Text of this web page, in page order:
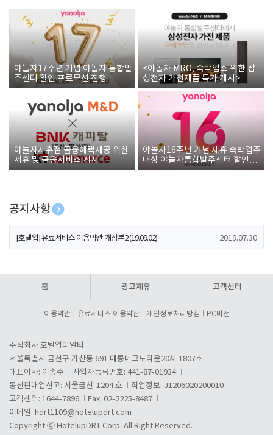
야놀자17주년 기념 야놀자 통합발
주센터 할인 프로모션 진행
<야놀자 MRO, 숙박업소 위한 삼
성전자 가전제품 특가 개시>
야놀자제휴점 금융혜택제공 위한
제휴 및 금융서비스 게시
야놀자16주년 기념 제휴 숙박업주
대상 야놀자통합발주센터 할인쿠
폰 증정
공지사항
[호텔업] 개인정보 처리방침 개정본1 (19.09.02)
[호텔업] 유료서비스 이용약관 개정본2 (19.09.02) 2019.07.30
홈 광고제휴 고객센터
이용약관 유료서비스 이용약관 개인정보처리방침 PC버전
주식회사 호텔업디알티
서울특별시 금천구 가산동 691 대륭테크노타운20차 1807호
대표이사: 이송주
사업자등록번호: 441-87-01934
통신판매업신고: 서울금천-1204 호
직업정보: J1206020200010
고객센터: 1644-7896
Fax: 02-2225-8487
이메일: hdrt1109@hotelupdrt.com
Copyright ⓒ HotelupDRT Corp. All Right Reserved.